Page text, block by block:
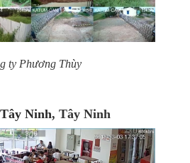
ty Phương Thùy
Ninh, Tây Ninh